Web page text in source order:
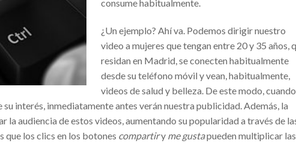
consume habitualmente.
¿Un ejemplo? Ahí va. Podemos dirigir nuestro
video a mujeres que tengan entre 20 y 35 años,
residan en Madrid, se conecten habitualmente
desde su teléfono móvil y vean, habitualmente,
videos de salud y belleza. De este modo, cuando
su interés, inmediatamente antes verán nuestra publicidad. Además, la
audiencia de estos videos, aumentando su popularidad a través de
que los clics en los botones compartiry me gustapueden multiplicar las